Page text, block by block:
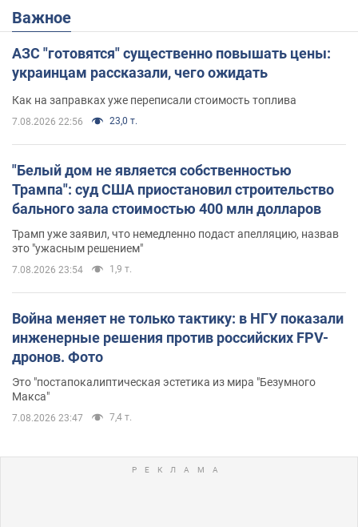
Важное
АЗС "готовятся" существенно повышать цены:
украинцам рассказали, чего ожидать
Как на заправках уже переписали стоимость топлива
7.08.2026 22:56 23,0 т.
"Белый дом не является собственностью
Трампа": суд США приостановил строительство
бального зала стоимостью 400 млн долларов
Трамп уже заявил, что немедленно подаст апелляцию, назвав
это "ужасным решением"
7.08.2026 23:54 1,9 т.
Война меняет не только тактику: в НГУ показали
инженерные решения против российских FPV-
дронов. Фото
Это "постапокалиптическая эстетика из мира "Безумного
Макса"
7.08.2026 23:47 7,4 т.